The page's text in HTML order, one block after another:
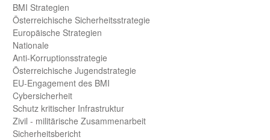
BMI Strategien
Öster­reichische Sicherheits­strategie
Europäische Strategien
Nationale
Anti-Korruptions­strategie
Öster­reichische Jugend­strategie
EU-Engagement des BMI
Cybersicherheit
Schutz kritischer Infra­struktur
Zivil - militärische Zusammen­arbeit
Sicherheits­bericht